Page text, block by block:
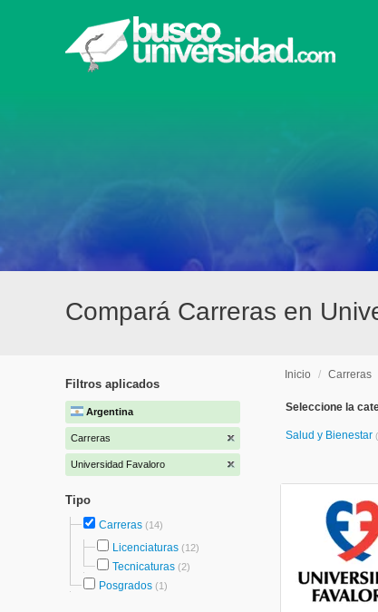
Compará Carreras en
Filtros aplicados
Argentina
Carreras
Universidad Favaloro
Tipo
Carreras (14)
Licenciaturas (12)
Tecnicaturas (2)
Posgrados (1)
Inicio / Carreras
Seleccione la
Salud y Bienestar